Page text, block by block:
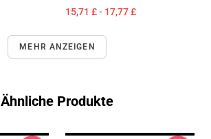
15,71 £ - 17,77 £
MEHR ANZEIGEN
Ähnliche Produkte